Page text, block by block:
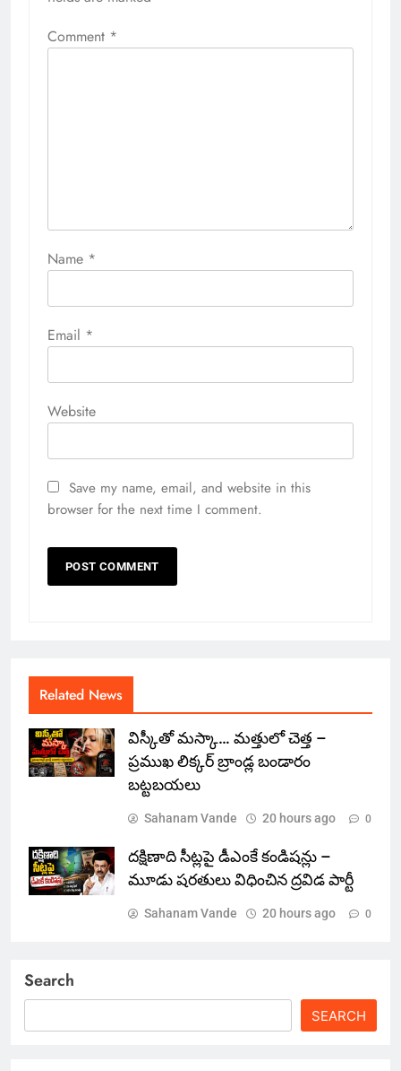
Comment *
Name *
Email *
Website
Save my name, email, and website in this
browser for the next time I comment.
Related News
విస్కీతో మస్కా… మత్తులో చెత్త –
ప్రముఖ లిక్కర్ బ్రాండ్ల బండారం
బట్టబయలు
Sahanam Vande 20 hours ago 0
దక్షిణాది సీట్లపై డీఎంకే కండిషన్లు –
మూడు షరతులు విధించిన ద్రవిడ పార్టీ
Sahanam Vande 20 hours ago 0
Search
SEARCH